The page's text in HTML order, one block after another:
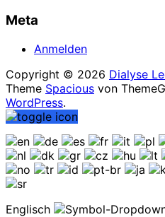
Meta
Anmelden
Copyright © 2026 Dialyse
Theme Spacious von
WordPress.
Englisch